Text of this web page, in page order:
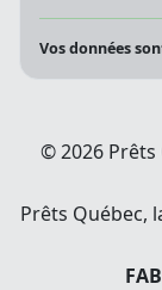
Vos données
© 2026 Prêts
Prêts Québec,